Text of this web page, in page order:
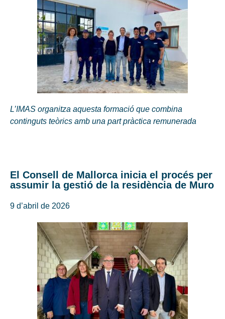
L’IMAS organitza aquesta formació que combina
continguts teòrics amb una part pràctica remunerada
El Consell de Mallorca inicia el procés per
assumir la gestió de la residència de Muro
9 d’abril de 2026